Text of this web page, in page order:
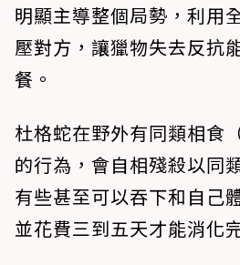
明顯主導整個局勢，利用
壓對方，讓獵物失去反抗
餐。
杜格蛇在野外有同類相食
的行為，會自相殘殺以同
有些甚至可以吞下和自己
並花費三到五天才能消化